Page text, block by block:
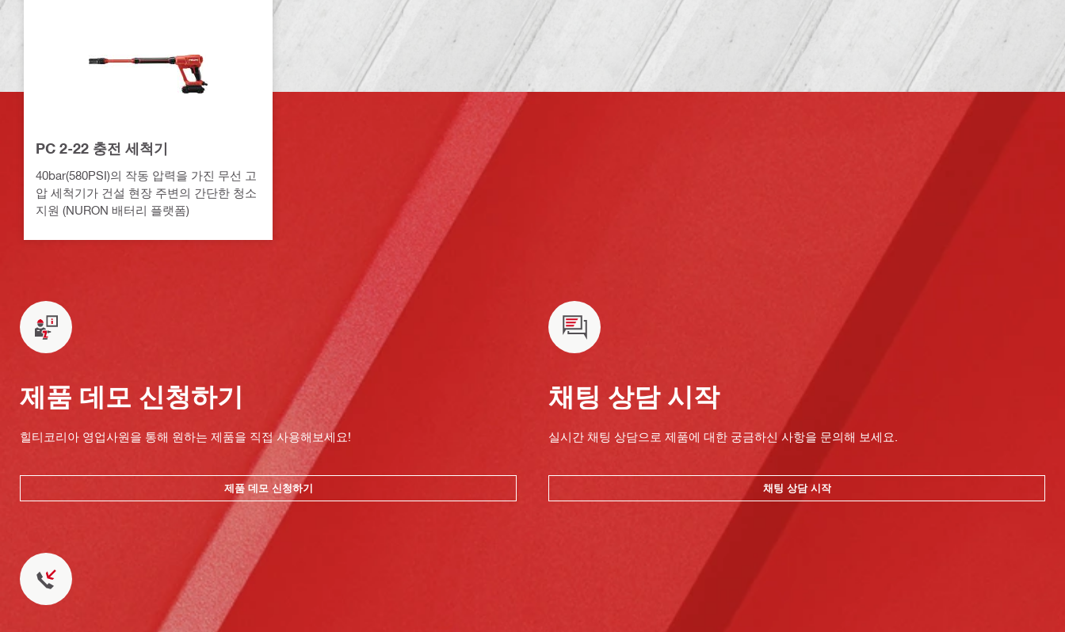
PC 2-22 충전 세척기
40bar(580PSI)의 작동 압력을 가진 무선 고
압 세척기가 건설 현장 주변의 간단한 청소
지원 (NURON 배터리 플랫폼)
제품 데모 신청하기
힐티코리아 영업사원을 통해 원하는 제품을 직접 사용해보세요!
제품 데모 신청하기
채팅 상담 시작
실시간 채팅 상담으로 제품에 대한 궁금하신 사항을 문의해 보세요.
채팅 상담 시작